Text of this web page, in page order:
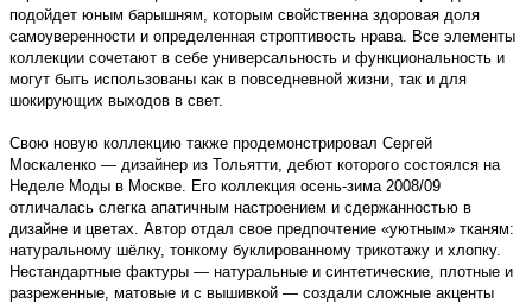
подойдет юным барышням, которым свойственна здоровая доля
самоуверенности и определенная строптивость нрава. Все элементы
коллекции сочетают в себе универсальность и функциональность и
могут быть использованы как в повседневной жизни, так и для
шокирующих выходов в свет.
Свою новую коллекцию также продемонстрировал Сергей
Москаленко — дизайнер из Тольятти, дебют которого состоялся на
Неделе Моды в Москве. Его коллекция осень-зима 2008/09
отличалась слегка апатичным настроением и сдержанностью в
дизайне и цветах. Автор отдал свое предпочтение «уютным» тканям:
натуральному шёлку, тонкому буклированному трикотажу и хлопку.
Нестандартные фактуры — натуральные и синтетические, плотные и
разреженные, матовые и с вышивкой — создали сложные акценты